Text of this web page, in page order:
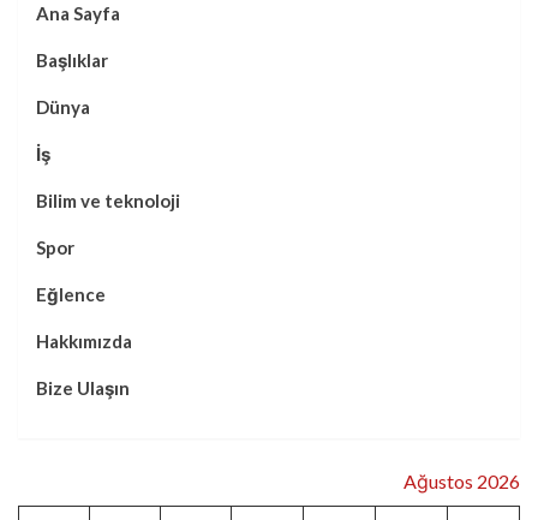
Ana Sayfa
Başlıklar
Dünya
İş
Bilim ve teknoloji
Spor
Eğlence
Hakkımızda
Bize Ulaşın
Ağustos 2026